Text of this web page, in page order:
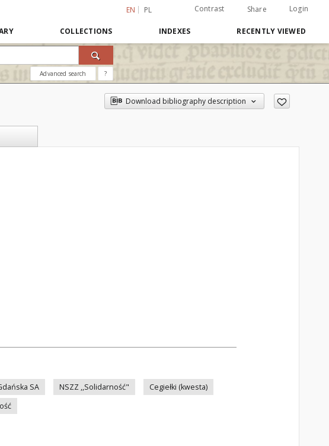
EN PL Contrast Share Login
COLLECTIONS INDEXES RECENTLY VIEWED
Advanced search ?
Download bibliography description
SA NSZZ ,,Solidarność"
Cegiełki (kwesta)